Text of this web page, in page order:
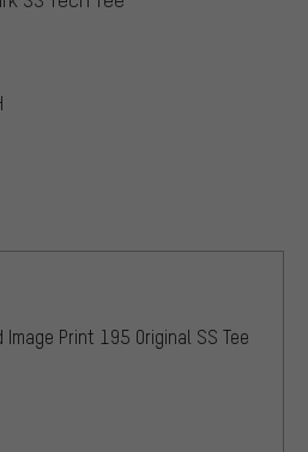
Image Print 195 Original SS Tee